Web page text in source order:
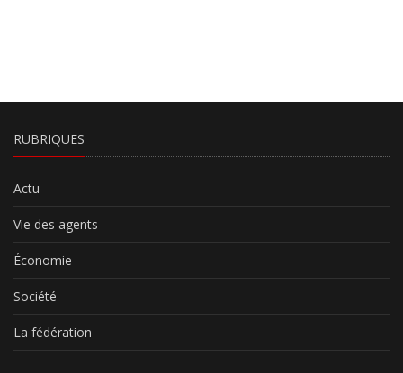
RUBRIQUES
Actu
Vie des agents
Économie
Société
La fédération